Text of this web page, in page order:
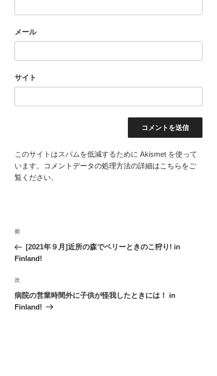
メール
サイト
このサイトはスパムを低減するために Akismet を使って
います。
コメントデータの処理方法の詳細はこちらをご
覧ください。
投
ナ
ゲ
ー
シ
前
の
投
前
[2021年９月]近所の森でベリーときのこ狩り! in
Finland!
次
の
投
次
病院の営業時間外に子供が怪我したときには！ in
Finland!